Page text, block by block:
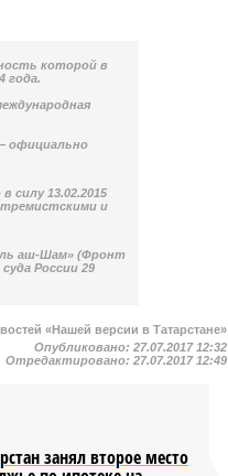
которой в
года.
официально
силу 13.02.2015
и
аш-Шам» (Фронт
России 29
«Нашей версии в Татарстане»
Опубликовано:27.07.2017 12:32
Отредактировано:27.07.2017 12:49
занял второе место